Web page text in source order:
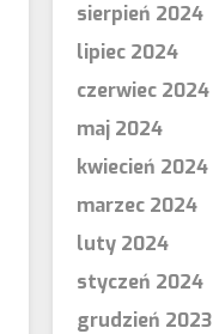
sierpień 2024
lipiec 2024
czerwiec 2024
maj 2024
kwiecień 2024
marzec 2024
luty 2024
styczeń 2024
grudzień 2023